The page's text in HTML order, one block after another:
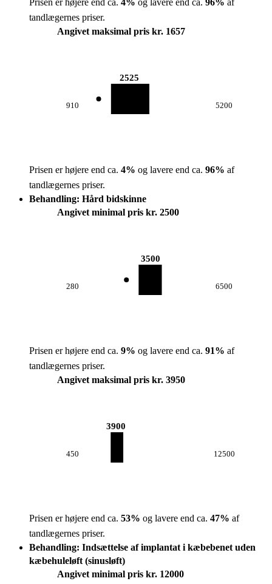
Prisen er højere end ca. 4% og lavere end ca. 96% af
tandlægernes priser.
Angivet maksimal pris kr. 1657
910
2525
5200
Prisen er højere end ca. 4% og lavere end ca. 96% af
tandlægernes priser.
Behandling: Hård bidskinne
Angivet minimal pris kr. 2500
280
3500
6500
Prisen er højere end ca. 9% og lavere end ca. 91% af
tandlægernes priser.
Angivet maksimal pris kr. 3950
450
3900
12500
Prisen er højere end ca. 53% og lavere end ca. 47% af
tandlægernes priser.
Behandling: Indsættelse af implantat i kæbebenet uden
kæbehuleløft (sinusløft)
Angivet minimal pris kr. 12000